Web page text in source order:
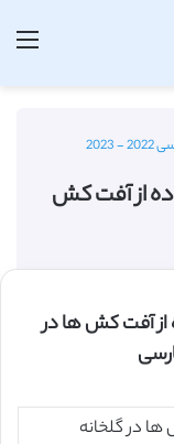
از آفت کش
از آفت کش ها در
در گلخانه